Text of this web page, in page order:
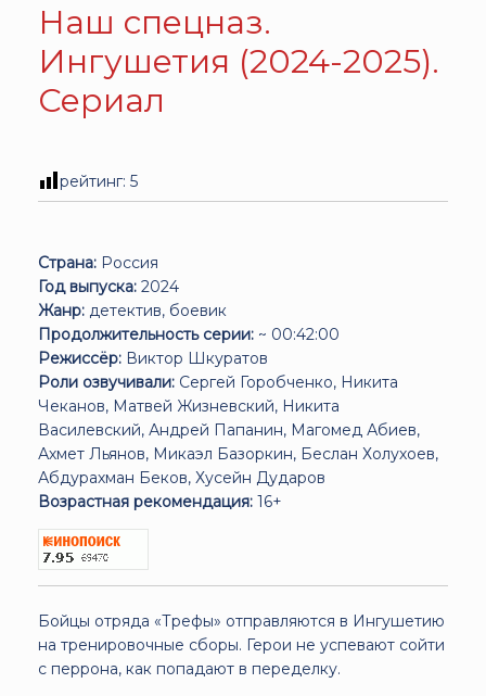
Наш спецназ.
Ингушетия (2024-2025).
Сериал
рейтинг: 5
Страна: Россия
Год выпуска: 2024
Жанр: детектив, боевик
Продолжительность серии: ~ 00:42:00
Режиссёр: Виктор Шкуратов
Роли озвучивали: Сергей Горобченко, Никита
Чеканов, Матвей Жизневский, Никита
Василевский, Андрей Папанин, Магомед Абиев,
Ахмет Льянов, Микаэл Базоркин, Беслан Холухоев,
Абдурахман Беков, Хусейн Дударов
Возрастная рекомендация: 16+
Бойцы отряда «Трефы» отправляются в Ингушетию
на тренировочные сборы. Герои не успевают сойти
с перрона, как попадают в переделку.